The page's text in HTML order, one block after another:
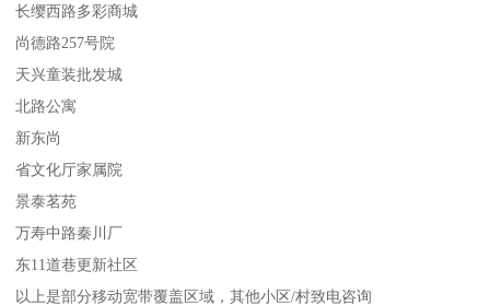
长缨西路多彩商城
尚德路257号院
天兴童装批发城
北路公寓
新东尚
省文化厅家属院
景泰茗苑
万寿中路秦川厂
东11道巷更新社区
以上是部分移动宽带覆盖区域，其他小区/村致电咨询